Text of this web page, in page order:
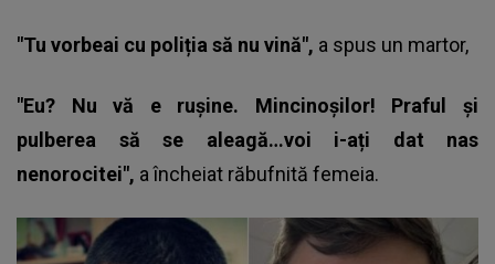
"Tu vorbeai cu poliția să nu vină", a spus un martor,
"Eu? Nu vă e rușine. Mincinoșilor! Praful și
pulberea să se aleagă…voi i-ați dat nas
nenorocitei", a încheiat răbufnită femeia.